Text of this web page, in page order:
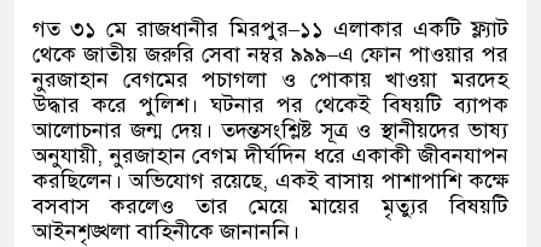
গত ৩১ মে রাজধানীর মিরপুর–১১ এলাকার একটি ফ্ল্যাট
থেকে জাতীয় জরুরি সেবা নম্বর ৯৯৯–এ ফোন পাওয়ার পর
নুরজাহান বেগমের পচাগলা ও পোকায় খাওয়া মরদেহ
উদ্ধার করে পুলিশ। ঘটনার পর থেকেই বিষয়টি ব্যাপক
আলোচনার জন্ম দেয়। তদন্তসংশ্লিষ্ট সূত্র ও স্থানীয়দের ভাষ্য
অনুযায়ী,নুরজাহান বেগম দীর্ঘদিন ধরে একাকী জীবনযাপন
করছিলেন। অভিযোগ রয়েছে, একই বাসায় পাশাপাশি কক্ষে
বসবাস করলেও তার মেয়ে মায়ের মৃত্যুর বিষয়টি
আইনশৃঙ্খলা বাহিনীকে জানাননি।